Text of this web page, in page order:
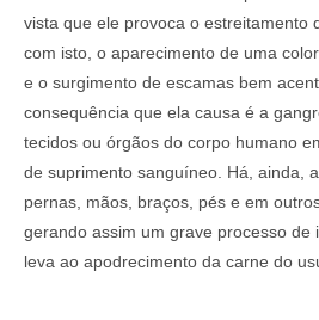
vista que ele provoca o estreitamento
com isto, o aparecimento de uma
e o surgimento de escamas bem
consequência que ela causa é a
tecidos ou órgãos do corpo humano
de suprimento sanguíneo. Há, ainda,
pernas, mãos, braços, pés e em
gerando assim um grave processo de
leva ao apodrecimento da carne do